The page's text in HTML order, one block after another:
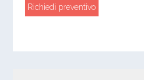
Richiedi preventivo